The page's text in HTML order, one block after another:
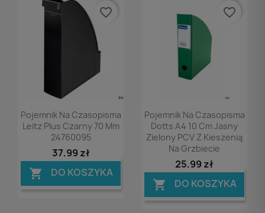
Podgląd
Pojemnik Na Czasopisma
Leitz Plus Czarny 70 Mm
24760095
37,99 zł
 DO KOSZYKA
favorite_border
Podgląd
Pojemnik Na Czasopisma
Dotts A4 10 Cm Jasny
Zielony PCV Z Kieszenią
Na Grzbiecie
25,99 zł
 DO KOSZYKA
favorite_border